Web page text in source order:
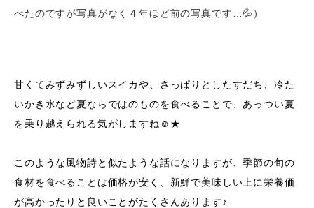
べたのですが写真がなく４年ほど前の写真です…💦）
甘くてみずみずしいスイカや、さっぱりとしたすだち、冷た
いかき氷など夏ならではのものを食べることで、あっつい夏
を乗り越えられる気がしますね☺★
このような風物詩と似たような話になりますが、季節の旬の
食材を食べることは価格が安く、新鮮で美味しい上に栄養価
が高かったりと良いことがたくさんあります♪